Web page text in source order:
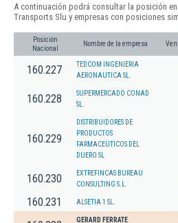
A continuación podrá consultar la posición
Transports Slu y empresas con posiciones
Posición
Nacional
Nombre de la empresa
160.227
TEDCOM INGENIERIA
AERONAUTICA SL.
160.228
SUPERMERCADO CONAD
SL.
160.229
DISTRIBUIDORES DE
PRODUCTOS
FARMACEUTICOS DEL
DUERO SL
160.230
EXTREFINCAS BUREAU
CONSULTING S.L.
160.231 ALSETIA 1 SL.
GERARD FERRATE